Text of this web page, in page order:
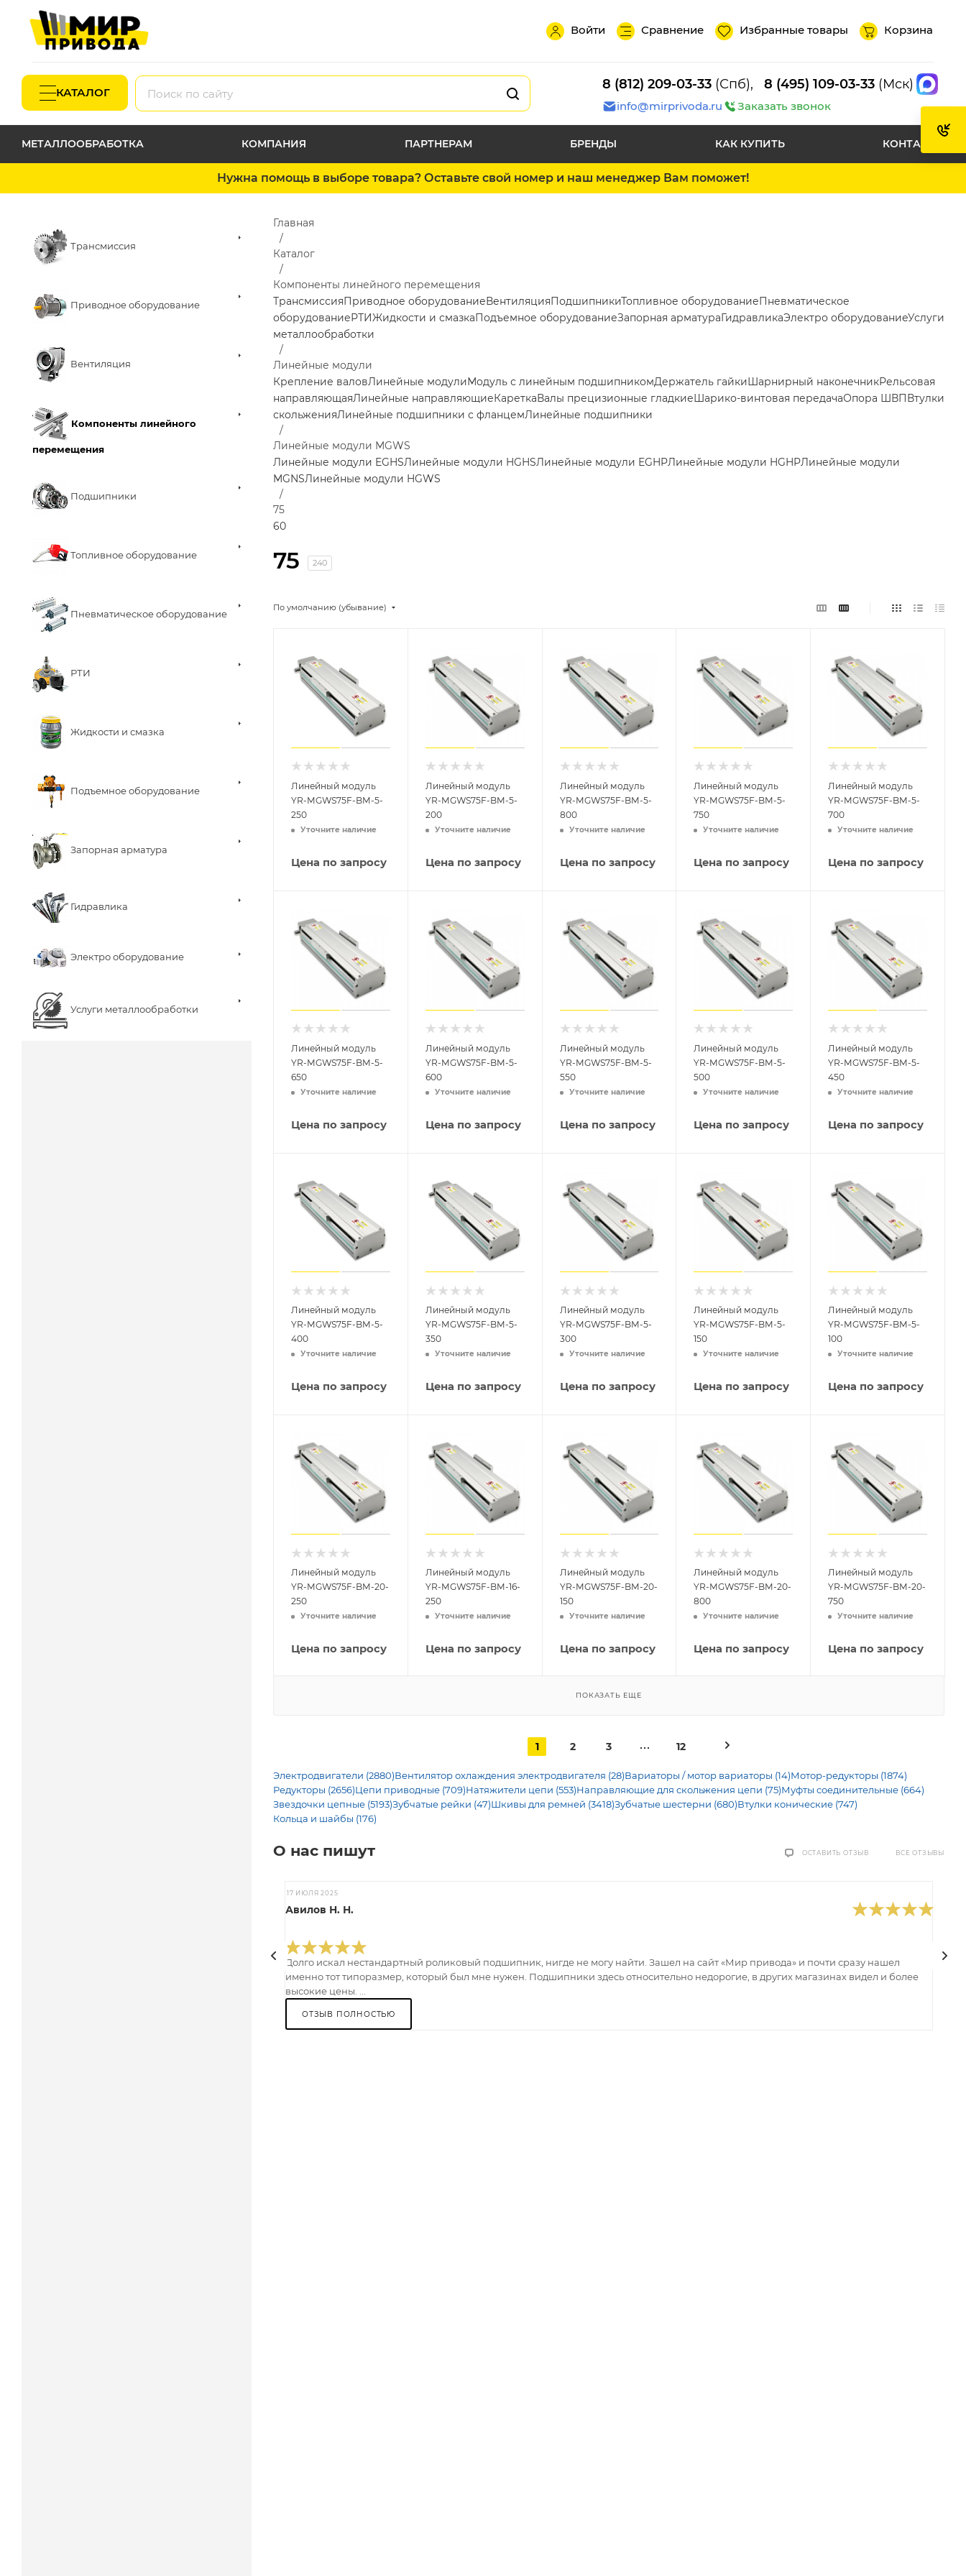
Войти Сравнение Избранные товары Корзина
КАТАЛОГ
8 (812) 209-03-33 (Спб), 8 (495) 109-03-33 (Мск)
info@mirprivoda.ru Заказать звонок
МЕТАЛЛООБРАБОТКА КОМПАНИЯ ПАРТНЕРАМ БРЕНДЫ КАК КУПИТЬ КОНТАКТЫ
Нужна помощь в выборе товара? Оставьте свой номер и наш менеджер Вам поможет!
Трансмиссия
Приводное оборудование
Вентиляция
Компоненты линейного
перемещения
Подшипники
Топливное оборудование
Пневматическое оборудование
РТИ
Жидкости и смазка
Подъемное оборудование
Запорная арматура
Гидравлика
Электро оборудование
Услуги металлообработки
75 240
Главная
Каталог
Компоненты линейного перемещения
ТрансмиссияПриводное оборудованиеВентиляцияПодшипникиТопливное оборудованиеПневматическое
оборудованиеРТИЖидкости и смазкаПодъемное оборудованиеЗапорная арматураГидравликаЭлектро оборудованиеУслуги
металлообработки
Линейные модули
Крепление валовЛинейные модулиМодуль с линейным подшипникомДержатель гайкиШарнирный наконечникРельсовая
направляющаяЛинейные направляющиеКареткаВалы прецизионные гладкиеШарико-винтовая передачаОпора ШВПВтулки
скольженияЛинейные подшипники с фланцемЛинейные подшипники
Линейные модули MGWS
Линейные модули EGHSЛинейные модули HGHSЛинейные модули EGHPЛинейные модули HGHPЛинейные модули
MGNSЛинейные модули HGWS
75
60
По умолчанию (убывание)
Линейный модуль
YR-MGWS75F-BM-5-
250
Уточните наличие
Цена по запросу
Линейный модуль
YR-MGWS75F-BM-5-
200
Уточните наличие
Цена по запросу
Линейный модуль
YR-MGWS75F-BM-5-
800
Уточните наличие
Цена по запросу
Линейный модуль
YR-MGWS75F-BM-5-
750
Уточните наличие
Цена по запросу
Линейный модуль
YR-MGWS75F-BM-5-
700
Уточните наличие
Цена по запросу
Линейный модуль
YR-MGWS75F-BM-5-
650
Уточните наличие
Цена по запросу
Линейный модуль
YR-MGWS75F-BM-5-
600
Уточните наличие
Цена по запросу
Линейный модуль
YR-MGWS75F-BM-5-
550
Уточните наличие
Цена по запросу
Линейный модуль
YR-MGWS75F-BM-5-
500
Уточните наличие
Цена по запросу
Линейный модуль
YR-MGWS75F-BM-5-
450
Уточните наличие
Цена по запросу
Линейный модуль
YR-MGWS75F-BM-5-
400
Уточните наличие
Цена по запросу
Линейный модуль
YR-MGWS75F-BM-5-
350
Уточните наличие
Цена по запросу
Линейный модуль
YR-MGWS75F-BM-5-
300
Уточните наличие
Цена по запросу
Линейный модуль
YR-MGWS75F-BM-5-
150
Уточните наличие
Цена по запросу
Линейный модуль
YR-MGWS75F-BM-5-
100
Уточните наличие
Цена по запросу
Линейный модуль
YR-MGWS75F-BM-20-
250
Уточните наличие
Цена по запросу
Линейный модуль
YR-MGWS75F-BM-16-
250
Уточните наличие
Цена по запросу
Линейный модуль
YR-MGWS75F-BM-20-
150
Уточните наличие
Цена по запросу
Линейный модуль
YR-MGWS75F-BM-20-
800
Уточните наличие
Цена по запросу
Линейный модуль
YR-MGWS75F-BM-20-
750
Уточните наличие
Цена по запросу
ПОКАЗАТЬ ЕЩЕ
1 2 3 12
Электродвигатели (2880)Вентилятор охлаждения электродвигателя (28)Вариаторы / мотор вариаторы (14)Мотор-редукторы (1874)
Редукторы (2656)Цепи приводные (709)Натяжители цепи (553)Направляющие для скольжения цепи (75)Муфты соединительные (664)
Звездочки цепные (5193)Зубчатые рейки (47)Шкивы для ремней (3418)Зубчатые шестерни (680)Втулки конические (747)
Кольца и шайбы (176)
О нас пишут ВСЕ ОТЗЫВЫ
ОСТАВИТЬ ОТЗЫВ
17 ИЮЛЯ 2025
Авилов Н. Н.
Долго искал нестандартный роликовый подшипник, нигде не могу найти. Зашел на сайт «Мир привода» и почти сразу нашел
именно тот типоразмер, который был мне нужен. Подшипники здесь относительно недорогие, в других магазинах видел и более
высокие цены. ...
ОТЗЫВ ПОЛНОСТЬЮ